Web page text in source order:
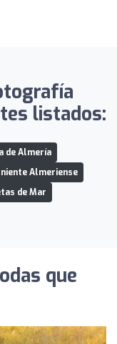
listados:
de Almería
Almeriense
de Mar
que